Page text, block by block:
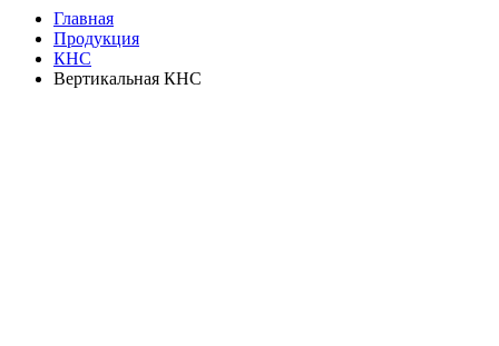
Главная
Продукция
КНС
Вертикальная КНС